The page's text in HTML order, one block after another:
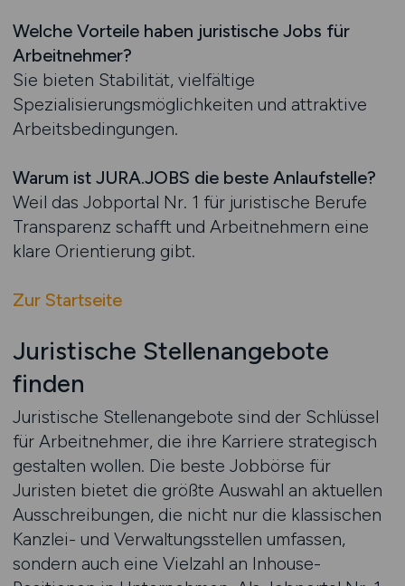
Welche Vorteile haben juristische Jobs für
Arbeitnehmer?
Sie bieten Stabilität, vielfältige
Spezialisierungsmöglichkeiten und attraktive
Arbeitsbedingungen.
Warum ist JURA.JOBS die beste Anlaufstelle?
Weil das Jobportal Nr. 1 für juristische Berufe
Transparenz schafft und Arbeitnehmern eine
klare Orientierung gibt.
Zur Startseite
Juristische Stellenangebote
finden
Juristische Stellenangebote sind der Schlüssel
für Arbeitnehmer, die ihre Karriere strategisch
gestalten wollen. Die beste Jobbörse für
Juristen bietet die größte Auswahl an aktuellen
Ausschreibungen, die nicht nur die klassischen
Kanzlei- und Verwaltungsstellen umfassen,
sondern auch eine Vielzahl an Inhouse-